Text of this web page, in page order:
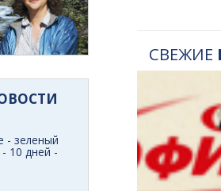
СВЕЖИЕ
- зеленый
10 дней -